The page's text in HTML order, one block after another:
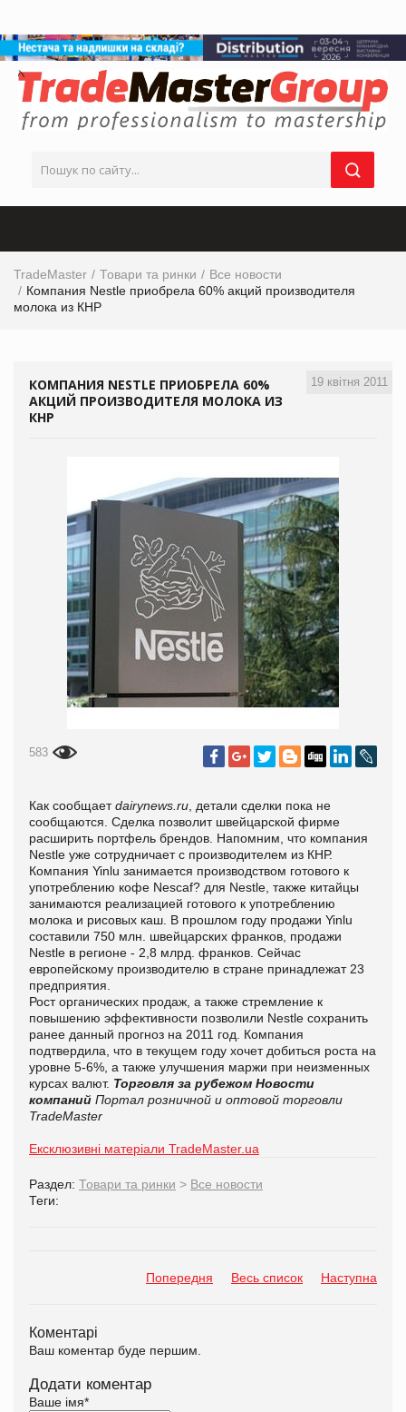
TradeMaster Товари та ринки
Все новости
Компания Nestle приобрела 60% акций производителя
молока из КНР
19 квітня 2011
КОМПАНИЯ NESTLE ПРИОБРЕЛА 60%
АКЦИЙ ПРОИЗВОДИТЕЛЯ МОЛОКА ИЗ
КНР
583
Как сообщаетdairynews.ru , детали сделки пока не
сообщаются. Сделка позволит швейцарской фирме
расширить портфель брендов. Напомним, что компания
Nestle уже сотрудничает с производителем из КНР.
Компания Yinlu занимается производством готового к
употреблению кофе Nescaf? для Nestle, также китайцы
занимаются реализацией готового к употреблению
молока и рисовых каш. В прошлом году продажи Yinlu
составили 750 млн. швейцарских франков, продажи
Nestle в регионе - 2,8 млрд. франков. Сейчас
европейскому производителю в стране принадлежат 23
предприятия.
Рост органических продаж, а также стремление к
повышению эффективности позволили Nestle сохранить
ранее данный прогноз на 2011 год. Компания
подтвердила, что в текущем году хочет добиться роста на
уровне 5-6%, а также улучшения маржи при неизменных
курсах валют. Торговля за рубежом Новости
компаний Портал розничной и оптовой торговли
TradeMaster
Ексклюзивні матеріали TradeMaster.ua
Раздел: Товари та ринки > Все новости
Теги:
Попередня Весь список Наступна
Коментарі
Ваш коментар буде першим.
Додати коментар
Ваше імя*